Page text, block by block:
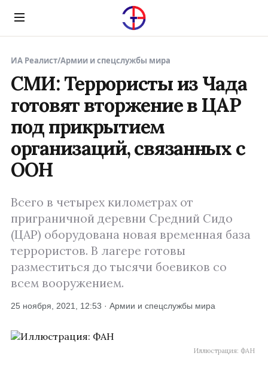
Menu
ИА Реалист/Армии и спецслужбы мира
СМИ: Террористы из Чада
готовят вторжение в ЦАР
под прикрытием
организаций, связанных с
ООН
Всего в четырех километрах от
приграничной деревни Средний Сидо
(ЦАР) оборудована новая временная база
террористов. В лагере готовы
разместиться до тысячи боевиков со
всем вооружением.
25 ноября, 2021, 12:53 · Армии и спецслужбы мира
Иллюстрация: ФАН